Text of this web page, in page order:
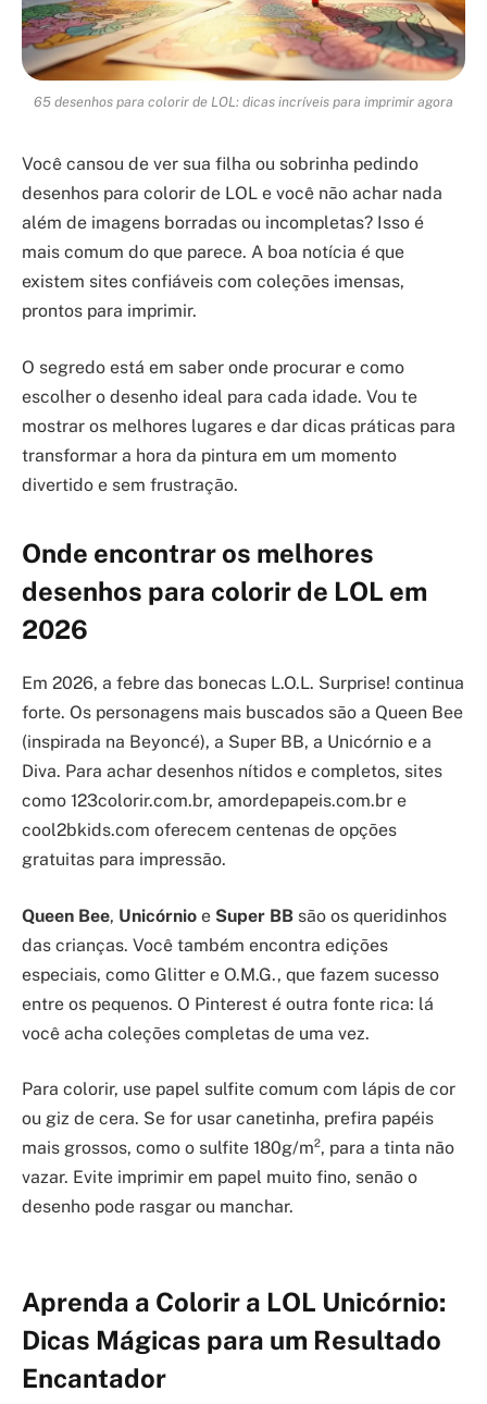
65 desenhos para colorir de LOL: dicas incríveis para imprimir agora
Você cansou de ver sua filha ou sobrinha pedindo
desenhos para colorir de LOL e você não achar nada
além de imagens borradas ou incompletas? Isso é
mais comum do que parece. A boa notícia é que
existem sites confiáveis com coleções imensas,
prontos para imprimir.
O segredo está em saber onde procurar e como
escolher o desenho ideal para cada idade. Vou te
mostrar os melhores lugares e dar dicas práticas para
transformar a hora da pintura em um momento
divertido e sem frustração.
Onde encontrar os melhores
desenhos para colorir de LOL em
2026
Em 2026, a febre das bonecas L.O.L. Surprise! continua
forte. Os personagens mais buscados são a Queen Bee
(inspirada na Beyoncé), a Super BB, a Unicórnio e a
Diva. Para achar desenhos nítidos e completos, sites
como 123colorir.com.br, amordepapeis.com.br e
cool2bkids.com oferecem centenas de opções
gratuitas para impressão.
Queen Bee, Unicórnio e Super BB são os queridinhos
das crianças. Você também encontra edições
especiais, como Glitter e O.M.G., que fazem sucesso
entre os pequenos. O Pinterest é outra fonte rica: lá
você acha coleções completas de uma vez.
Para colorir, use papel sulfite comum com lápis de cor
ou giz de cera. Se for usar canetinha, prefira papéis
mais grossos, como o sulfite 180g/m², para a tinta não
vazar. Evite imprimir em papel muito fino, senão o
desenho pode rasgar ou manchar.
Aprenda a Colorir a LOL Unicórnio:
Dicas Mágicas para um Resultado
Encantador